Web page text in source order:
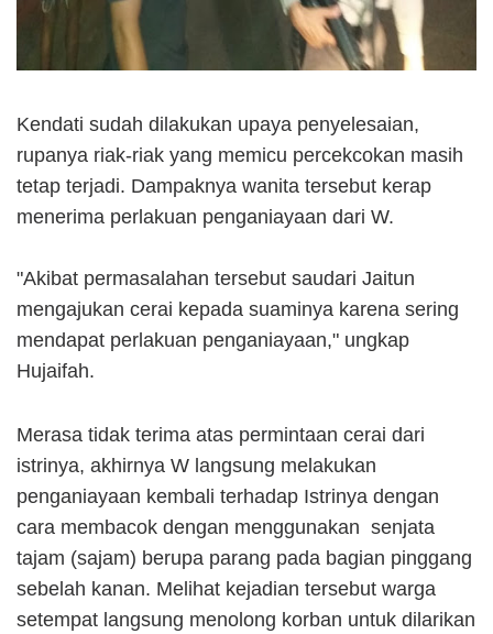
Kendati sudah dilakukan upaya penyelesaian,
rupanya riak-riak yang memicu percekcokan masih
tetap terjadi. Dampaknya wanita tersebut kerap
menerima perlakuan penganiayaan dari W.
"Akibat permasalahan tersebut saudari Jaitun
mengajukan cerai kepada suaminya karena sering
mendapat perlakuan penganiayaan," ungkap
Hujaifah.
Merasa tidak terima atas permintaan cerai dari
istrinya, akhirnya W langsung melakukan
penganiayaan kembali terhadap Istrinya dengan
cara membacok dengan menggunakan senjata
tajam (sajam) berupa parang pada bagian pinggang
sebelah kanan. Melihat kejadian tersebut warga
setempat langsung menolong korban untuk dilarikan